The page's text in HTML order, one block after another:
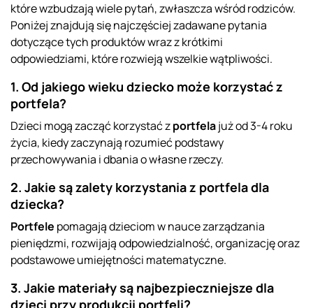
które wzbudzają wiele pytań, zwłaszcza wśród rodziców.
Poniżej znajdują się najczęściej zadawane pytania
dotyczące tych produktów wraz z krótkimi
odpowiedziami, które rozwieją wszelkie wątpliwości.
1. Od jakiego wieku dziecko może korzystać z
portfela?
Dzieci mogą zacząć korzystać zportfelajuż od 3-4 roku
życia, kiedy zaczynają rozumieć podstawy
przechowywania i dbania o własne rzeczy.
2. Jakie są zalety korzystania z portfela dla
dziecka?
Portfele pomagają dzieciom w nauce zarządzania
pieniędzmi, rozwijają odpowiedzialność, organizację oraz
podstawowe umiejętności matematyczne.
3. Jakie materiały są najbezpieczniejsze dla
dzieci przy produkcji portfeli?